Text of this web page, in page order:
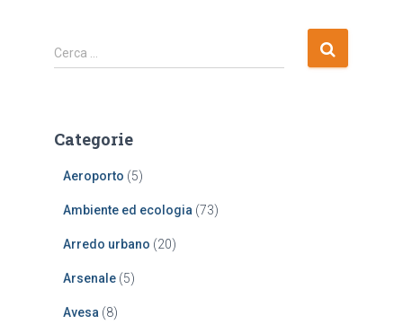
R
i
c
Cerca …
Categorie
Aeroporto (5)
Ambiente ed ecologia (73)
Arredo urbano (20)
Arsenale (5)
Avesa (8)